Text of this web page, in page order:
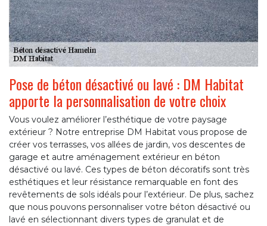
Pose de béton désactivé ou lavé : DM Habitat
apporte la personnalisation de votre choix
Vous voulez améliorer l’esthétique de votre paysage
extérieur ? Notre entreprise DM Habitat vous propose de
créer vos terrasses, vos allées de jardin, vos descentes de
garage et autre aménagement extérieur en béton
désactivé ou lavé. Ces types de béton décoratifs sont très
esthétiques et leur résistance remarquable en font des
revêtements de sols idéals pour l’extérieur. De plus, sachez
que nous pouvons personnaliser votre béton désactivé ou
lavé en sélectionnant divers types de granulat et de